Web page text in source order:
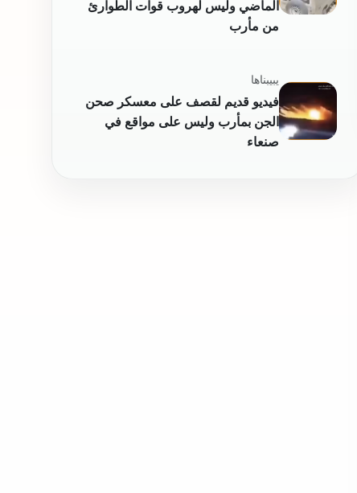
الماضي وليس لهروب قوات الطوارئ
من مأرب
يبيبناها
فيديو قديم لقصف على معسكر صحن
الجن بمأرب وليس على مواقع في
صنعاء